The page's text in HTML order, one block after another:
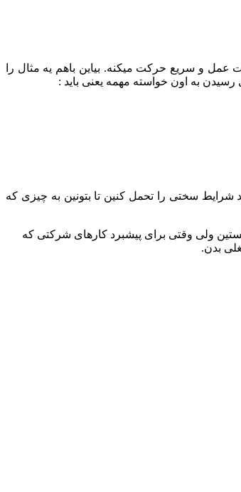
و سریع حرکت میکنه. بیاین باهم یه مثال را
به اون خواسته مهمه یعنی باید :
سختی را تحمل کنین تا بتونین به چیزی که
ولی وقتی برای پیشبرد کارهای شرکتی که
بدن.